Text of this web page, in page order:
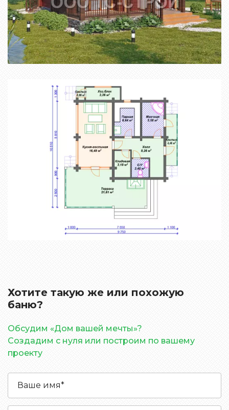
Хотите такую же или похожую
баню?
Обсудим «Дом вашей мечты»?
Создадим с нуля или построим по вашему
проекту